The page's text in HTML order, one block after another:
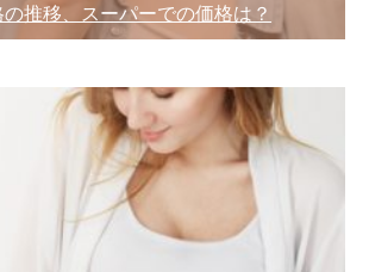
推移、スーパーでの価格は？